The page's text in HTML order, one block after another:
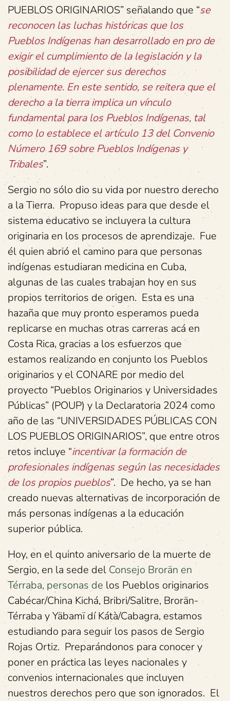
PUEBLOS ORIGINARIOS” señalando que “se
reconocen las luchas históricas que los
Pueblos Indígenas han desarrollado en pro de
exigir el cumplimiento de la legislación y la
posibilidad de ejercer sus derechos
plenamente. En este sentido, se reitera que el
derecho a la tierra implica un vínculo
fundamental para los Pueblos Indígenas, tal
como lo establece el artículo 13 del Convenio
Número 169 sobre Pueblos Indígenas y
Tribales”.
Sergio no sólo dio su vida por nuestro derecho
a la Tierra. Propuso ideas para que desde el
sistema educativo se incluyera la cultura
originaria en los procesos de aprendizaje. Fue
él quien abrió el camino para que personas
indígenas estudiaran medicina en Cuba,
algunas de las cuales trabajan hoy en sus
propios territorios de origen. Esta es una
hazaña que muy pronto esperamos pueda
replicarse en muchas otras carreras acá en
Costa Rica, gracias a los esfuerzos que
estamos realizando en conjunto los Pueblos
originarios y el CONARE por medio del
proyecto “Pueblos Originarios y Universidades
Públicas” (POUP) y la Declaratoria 2024 como
año de las “UNIVERSIDADES PÚBLICAS CON
LOS PUEBLOS ORIGINARIOS”, que entre otros
retos incluye “incentivar la formación de
profesionales indígenas según las necesidades
de los propios pueblos”. De hecho, ya se han
creado nuevas alternativas de incorporación de
más personas indígenas a la educación
superior pública.
Hoy, en el quinto aniversario de la muerte de
Sergio, en la sede del Consejo Brorän en
Térraba, personas de los Pueblos originarios
Cabécar/China Kichá, Bribri/Salitre, Brorän-
Térraba y Yäbamï dí Kátà/Cabagra, estamos
estudiando para seguir los pasos de Sergio
Rojas Ortiz. Preparándonos para conocer y
poner en práctica las leyes nacionales y
convenios internacionales que incluyen
nuestros derechos pero que son ignorados. El